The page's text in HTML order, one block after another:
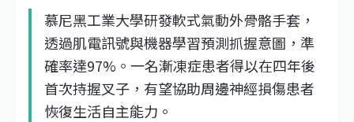
慕尼黑工業大學研發軟式氣動外骨骼手套，
透過肌電訊號與機器學習預測抓握意圖，準
確率達97%。一名漸凍症患者得以在四年後
首次持握叉子，有望協助周邊神經損傷患者
恢復生活自主能力。